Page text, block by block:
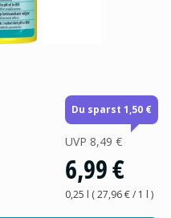
Du sparst 1,50 €
UVP 8,49 €
6,99 €
0,25 l (27,96 €/ 1 l )